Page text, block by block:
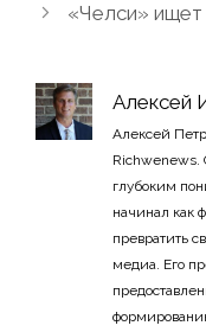
«Челси»
Алексей
Алексей
Richwenews.
глубоким
начинал как
превратить
медиа. Его